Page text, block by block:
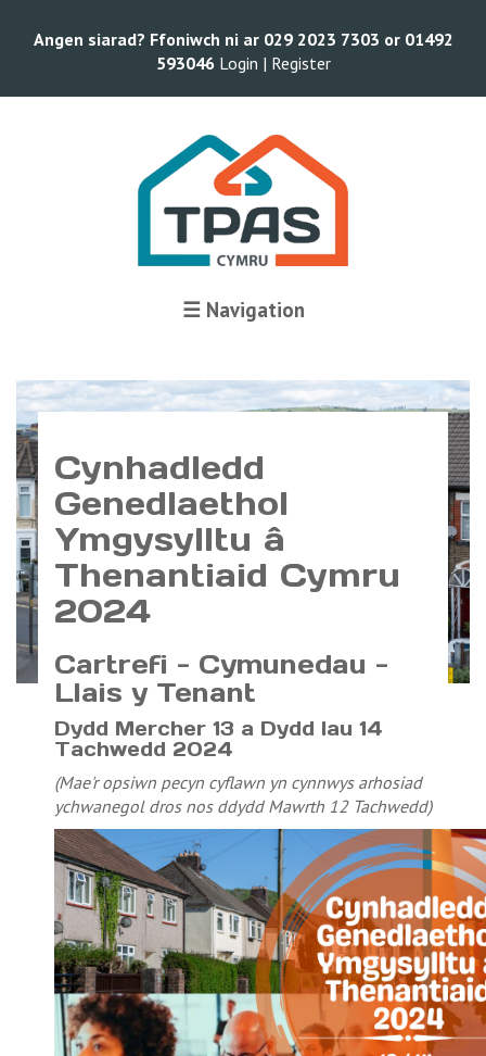
Angen siarad? Ffoniwch ni ar 029 2023 7303 or 01492
593046 Login | Register
☰ Navigation
Cynhadledd
Genedlaethol
Ymgysylltu â
Thenantiaid Cymru
2024
Cartrefi - Cymunedau -
Llais y Tenant
Dydd Mercher 13 a Dydd Iau 14
Tachwedd 2024
(Mae'r opsiwn pecyn cyflawn yn cynnwys arhosiad
ychwanegol dros nos ddydd Mawrth 12 Tachwedd)